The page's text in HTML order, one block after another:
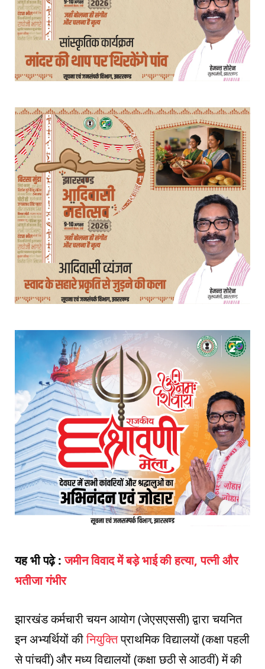
यह भी पढ़े :जमीन विवाद में बड़े भाई की हत्या, पत्नी और
भतीजा गंभीर
झारखंड कर्मचारी चयन आयोग (जेएसएससी) द्वारा चयनित
इन अभ्यर्थियों कीनियुक्तिप्राथमिक विद्यालयों (कक्षा पहली
से पांचवीं) और मध्य विद्यालयों (कक्षा छठी से आठवीं) में की